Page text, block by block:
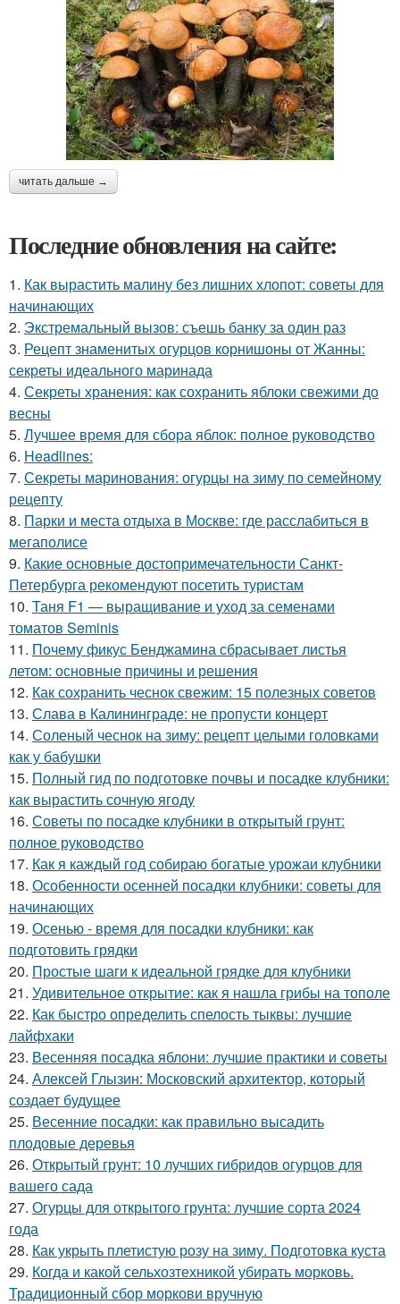
читать дальше →
Последние обновления на сайте:
1. Как вырастить малину без лишних хлопот: советы для
начинающих
2. Экстремальный вызов: съешь банку за один раз
3. Рецепт знаменитых огурцов корнишоны от Жанны:
секреты идеального маринада
4. Секреты хранения: как сохранить яблоки свежими до
весны
5. Лучшее время для сбора яблок: полное руководство
6. Headlines:
7. Секреты маринования: огурцы на зиму по семейному
рецепту
8. Парки и места отдыха в Москве: где расслабиться в
мегаполисе
9. Какие основные достопримечательности Санкт-
Петербурга рекомендуют посетить туристам
10. Таня F1 — выращивание и уход за семенами
томатов Seminis
11. Почему фикус Бенджамина сбрасывает листья
летом: основные причины и решения
12. Как сохранить чеснок свежим: 15 полезных советов
13. Слава в Калининграде: не пропусти концерт
14. Соленый чеснок на зиму: рецепт целыми головками
как у бабушки
15. Полный гид по подготовке почвы и посадке клубники:
как вырастить сочную ягоду
16. Советы по посадке клубники в открытый грунт:
полное руководство
17. Как я каждый год собираю богатые урожаи клубники
18. Особенности осенней посадки клубники: советы для
начинающих
19. Осенью - время для посадки клубники: как
подготовить грядки
20. Простые шаги к идеальной грядке для клубники
21. Удивительное открытие: как я нашла грибы на тополе
22. Как быстро определить спелость тыквы: лучшие
лайфхаки
23. Весенняя посадка яблони: лучшие практики и советы
24. Алексей Глызин: Московский архитектор, который
создает будущее
25. Весенние посадки: как правильно высадить
плодовые деревья
26. Открытый грунт: 10 лучших гибридов огурцов для
вашего сада
27. Огурцы для открытого грунта: лучшие сорта 2024
года
28. Как укрыть плетистую розу на зиму. Подготовка куста
29. Когда и какой сельхозтехникой убирать морковь.
Традиционный сбор моркови вручную